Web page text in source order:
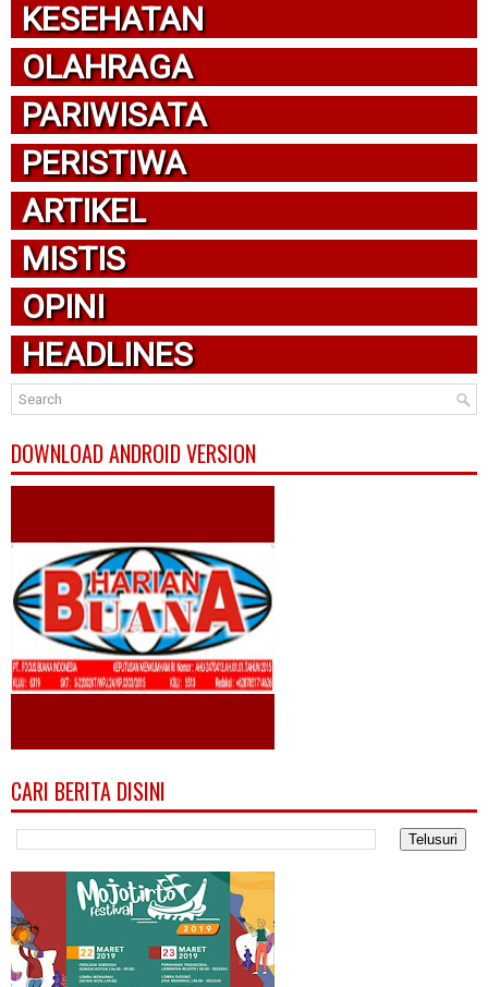
KESEHATAN
OLAHRAGA
PARIWISATA
PERISTIWA
ARTIKEL
MISTIS
OPINI
HEADLINES
DOWNLOAD ANDROID VERSION
CARI BERITA DISINI